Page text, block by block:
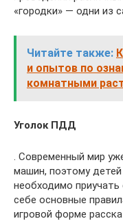
«городки» — одни из
Читайте также:
и опытов по
комнатными
Уголок ПДД
. Современный мир
машин, поэтому
необходимо
себе основные
игровой форме